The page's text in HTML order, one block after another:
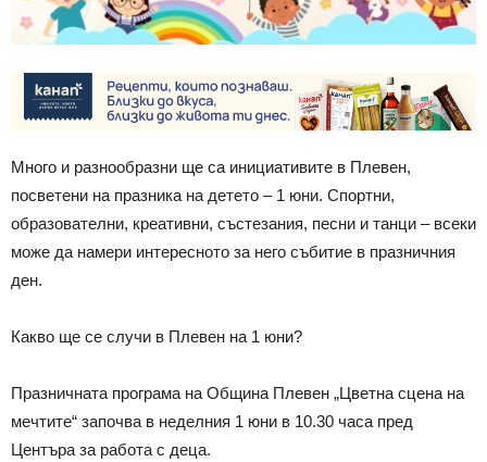
Много и разнообразни ще са инициативите в Плевен,
посветени на празника на детето – 1 юни. Спортни,
образователни, креативни, състезания, песни и танци – всеки
може да намери интересното за него събитие в празничния
ден.
Какво ще се случи в Плевен на 1 юни?
Празничната програма на Община Плевен „Цветна сцена на
мечтите“ започва в неделния 1 юни в 10.30 часа пред
Центъра за работа с деца.